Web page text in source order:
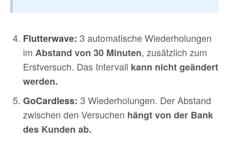
Flutterwave: 3 automatische Wiederholungen
im Abstand von 30 Minuten, zusätzlich zum
Erstversuch. Das Intervall kann nicht geändert
werden.
GoCardless: 3 Wiederholungen. Der Abstand
zwischen den Versuchen hängt von der Bank
des Kunden ab.